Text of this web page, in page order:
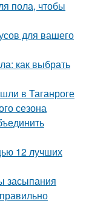
пола, чтобы
для вашего
как выбрать
в Таганроге
сезона
12 лучших
засыпания